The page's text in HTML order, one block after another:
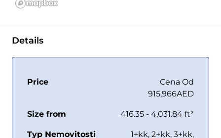
Details
Price
Cena Od
915,966AED
Size from 416.35 - 4,031.84 ft²
Typ Nemovitosti 1+kk, 2+kk, 3+kk,